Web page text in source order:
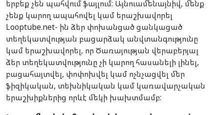
երբեք չեն պահվում ֆայլում: Այնուամենայնիվ, մենք
չենք կարող ապահովել կամ երաշխավորել
Looptube.net- ին ձեր փոխանցած ցանկացած
տեղեկատվության բացարձակ անվտանգությունը
կամ երաշխավորել, որ Ծառայության վերաբերյալ
ձեր տեղեկատվությունը չի կարող հասանելի լինել,
բացահայտվել, փոփոխվել կամ ոչնչացվել մեր
ֆիզիկական, տեխնիկական կամ կառավարչական
երաշխիքներից որևէ մեկի խախտմամբ: